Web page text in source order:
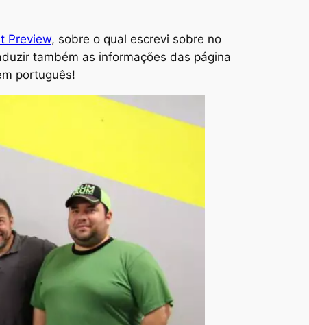
Preview, sobre o qual escrevi sobre no
também as informações das página
português!